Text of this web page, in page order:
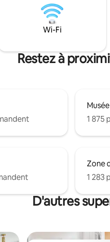
de Fort Worth
Field, du American
Harris Methodist
touristes, les
ou lorsqu'ils ont besoin
paisible.
Wi-Fi
Restez à
1 875
Zone
1 283
D'autres